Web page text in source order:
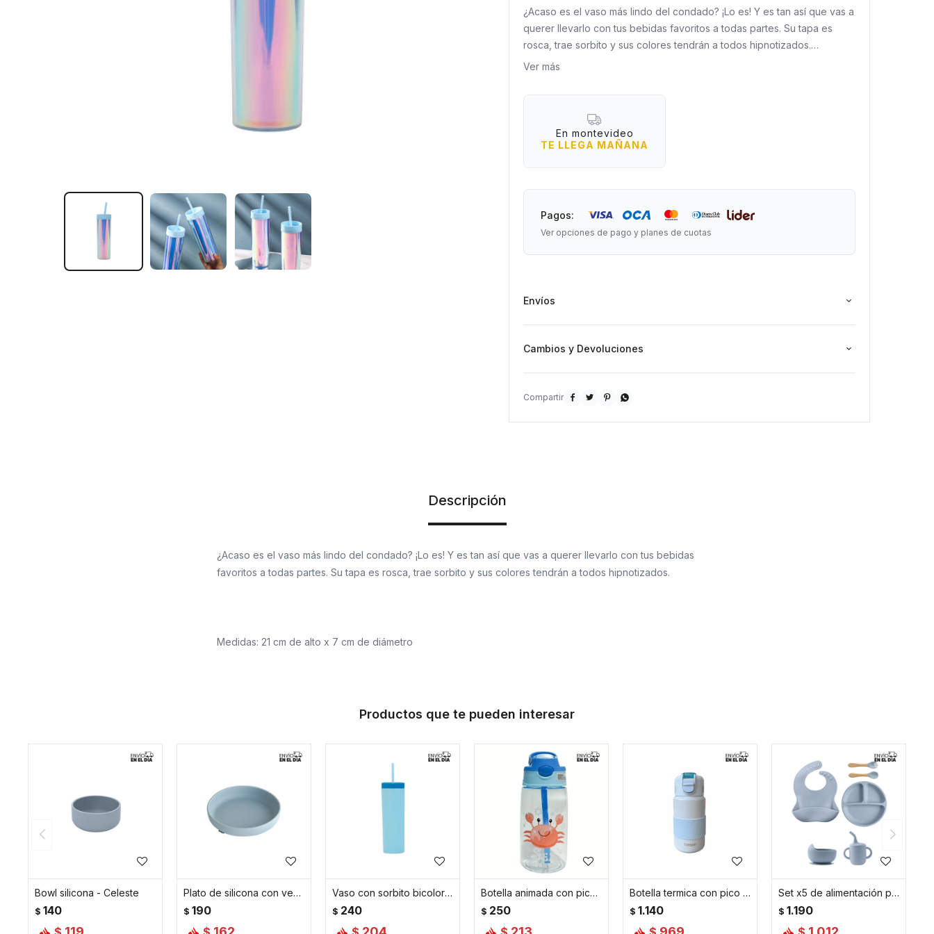
¿Acaso es el vaso más lindo del condado? ¡Lo es! Y es tan así que vas a
querer llevarlo con tus bebidas favoritos a todas partes. Su tapa es
rosca, trae sorbito y sus colores tendrán a todos hipnotizados.
Medidas: 21 cm de alto x 7 cm de diámetro
Ver más
En montevideo
TE LLEGA MAÑANA
Pagos:
Ver opciones de pago y planes de cuotas
Envíos
Cambios y Devoluciones
   
Descripción
¿Acaso es el vaso más lindo del condado? ¡Lo es! Y es tan así que vas a querer llevarlo con tus bebidas
favoritos a todas partes. Su tapa es rosca, trae sorbito y sus colores tendrán a todos hipnotizados.
Medidas: 21 cm de alto x 7 cm de diámetro
Productos que te pueden interesar
Bowl silicona - Celeste
$ 140
Plato de silicona con ventosa - Celeste
$ 190
Vaso con sorbito bicolor - Celeste
$ 240
Botella animada con pico automático - Celeste
$ 250
Botella termica con pico y silicona - Celeste
$ 1.140
Set x5 de alimentación para bebé de silicona - Celeste
$ 1.190